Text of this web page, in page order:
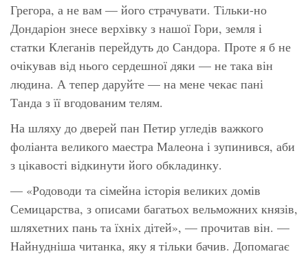
Грегора, а не вам — його страчувати. Тільки-но
Дондаріон знесе верхівку з нашої Гори, земля і
статки Клеганів перейдуть до Сандора. Проте я б не
очікував від нього сердешної дяки — не така він
людина. А тепер даруйте — на мене чекає пані
Танда з її вгодованим телям.
На шляху до дверей пан Петир угледів важкого
фоліанта великого маестра Малеона і зупинився, аби
з цікавості відкинути його обкладинку.
— «Родоводи та сімейна історія великих домів
Семицарства, з описами багатьох вельможних князів,
шляхетних пань та їхніх дітей», — прочитав він. —
Найнудніша читанка, яку я тільки бачив. Допомагає